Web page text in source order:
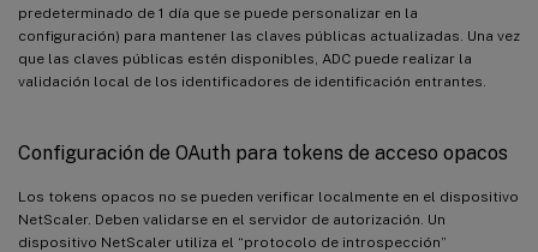
predeterminado de 1 día que se puede personalizar en la
configuración) para mantener las claves públicas actualizadas. Una vez
que las claves públicas estén disponibles, ADC puede realizar la
validación local de los identificadores de identificación entrantes.
Configuración de OAuth para tokens de acceso opacos
Los tokens opacos no se pueden verificar localmente en el dispositivo
NetScaler. Deben validarse en el servidor de autorización. Un
dispositivo NetScaler utiliza el “protocolo de introspección”